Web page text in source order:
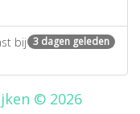
3 dagen geleden
bij
© 2026